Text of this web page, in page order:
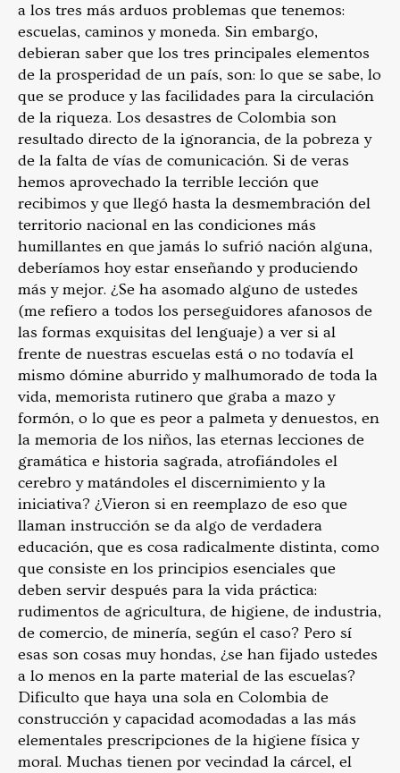
a los tres más arduos problemas que tenemos:
escuelas, caminos y moneda. Sin embargo,
debieran saber que los tres principales elementos
de la prosperidad de un país, son: lo que se sabe, lo
que se produce y las facilidades para la circulación
de la riqueza. Los desastres de Colombia son
resultado directo de la ignorancia, de la pobreza y
de la falta de vías de comunicación. Si de veras
hemos aprovechado la terrible lección que
recibimos y que llegó hasta la desmembración del
territorio nacional en las condiciones más
humillantes en que jamás lo sufrió nación alguna,
deberíamos hoy estar enseñando y produciendo
más y mejor. ¿Se ha asomado alguno de ustedes
(me refiero a todos los perseguidores afanosos de
las formas exquisitas del lenguaje) a ver si al
frente de nuestras escuelas está o no todavía el
mismo dómine aburrido y malhumorado de toda la
vida, memorista rutinero que graba a mazo y
formón, o lo que es peor a palmeta y denuestos, en
la memoria de los niños, las eternas lecciones de
gramática e historia sagrada, atrofiándoles el
cerebro y matándoles el discernimiento y la
iniciativa? ¿Vieron si en reemplazo de eso que
llaman instrucción se da algo de verdadera
educación, que es cosa radicalmente distinta, como
que consiste en los principios esenciales que
deben servir después para la vida práctica:
rudimentos de agricultura, de higiene, de industria,
de comercio, de minería, según el caso? Pero sí
esas son cosas muy hondas, ¿se han fijado ustedes
a lo menos en la parte material de las escuelas?
Dificulto que haya una sola en Colombia de
construcción y capacidad acomodadas a las más
elementales prescripciones de la higiene física y
moral. Muchas tienen por vecindad la cárcel, el